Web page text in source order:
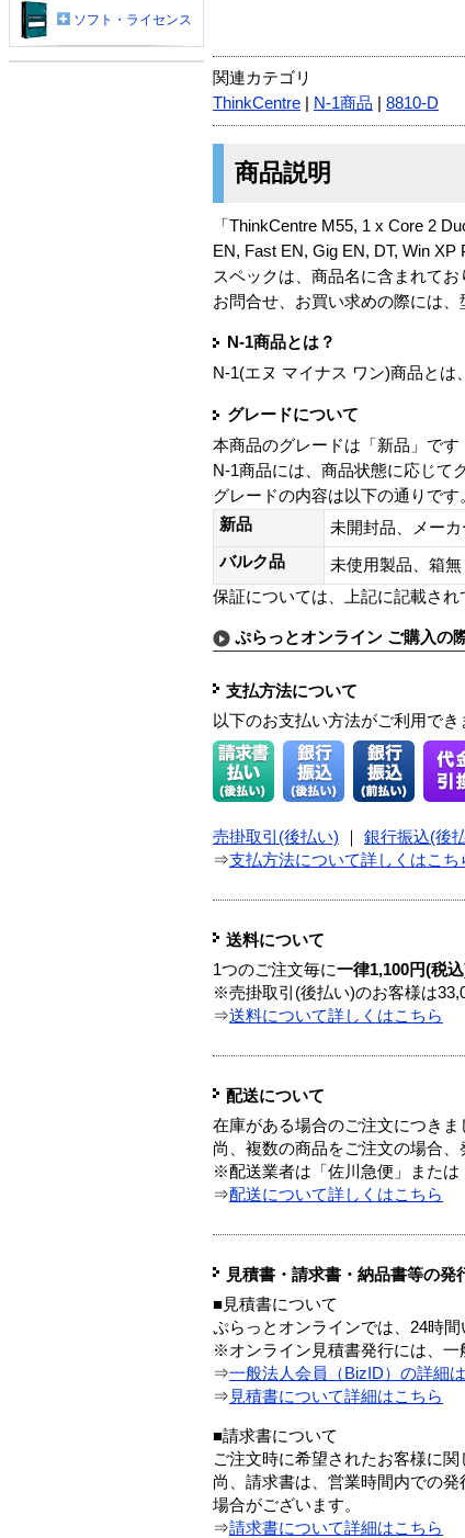
関連カテゴリ
ThinkCentre
N-1商品 8810-D
商品説明
「ThinkCentre M55, 1 x Core 2
EN, Fast EN, Gig EN, DT, Win XP
スペックは、商品名に含まれてお
お問合せ、お買い求めの際には
N-1商品とは？
N-1(エヌ マイナス ワン)商品とは
グレードについて
本商品のグレードは「新品」です
N-1商品には、商品状態に応じて
グレードの内容は以下の通りです
新品
未開封品、メー
バルク品
未使用製品、箱
保証については、上記に記載され
ぷらっとオンライン ご購入の
支払方法について
以下のお支払い方法がご利用でき
売掛取引(後払い) 銀行振込(後
⇒支払方法について詳しくはこち
送料について
1つのご注文毎に一律1,100円(税
※売掛取引(後払い)のお客様は
⇒送料について詳しくはこちら
配送について
在庫がある場合のご注文につき
尚、複数の商品をご注文の場合
※配送業者は「佐川急便」または
⇒配送について詳しくはこちら
見積書・請求書・納品書等の発
■見積書について
ぷらっとオンラインでは、24時
※オンライン見積書発行には、一
⇒一般法人会員（BizID）の詳細
⇒ 見積書について詳細はこちら
■請求書について
ご注文時に希望されたお客様に
尚、請求書は、営業時間内での
場合がございます。
⇒請求書について詳細はこちら
ソフト・ライセンス